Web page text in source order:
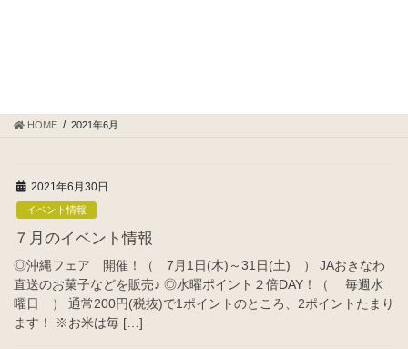
HOME 2021年6月
2021年6月30日
イベント情報
７月のイベント情報
◎沖縄フェア 開催！（ 7月1日(木)～31日(土) ） JAおきなわ
直送のお菓子などを販売♪ ◎水曜ポイント２倍DAY！（ 毎週水
曜日 ） 通常200円(税抜)で1ポイントのところ、2ポイントたまり
ます！ ※お米は毎 […]